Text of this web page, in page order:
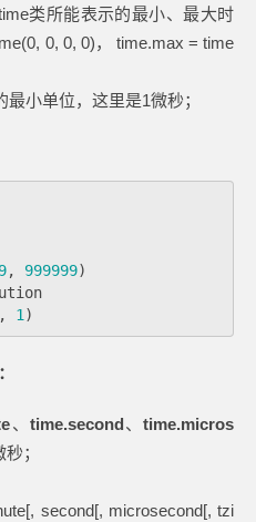
类所能表示的最小、最大时
0, 0, 0)， time.max = time
最小单位，这里是1微秒；
, 999999)
1 )
、 time.second、time.micros
；
second[, microsecond[, tzi